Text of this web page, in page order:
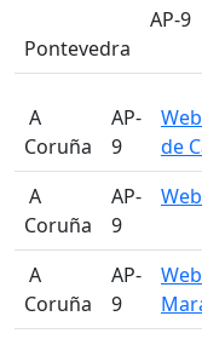
Pontevedra
AP-9
󠁭󠁶󠁳󠁣󠁿 A
Coruña
AP-
9
de
󠁭󠁶󠁳󠁣󠁿 A
Coruña
AP-
9
󠁭󠁶󠁳󠁣󠁿 A
Coruña
AP-
9